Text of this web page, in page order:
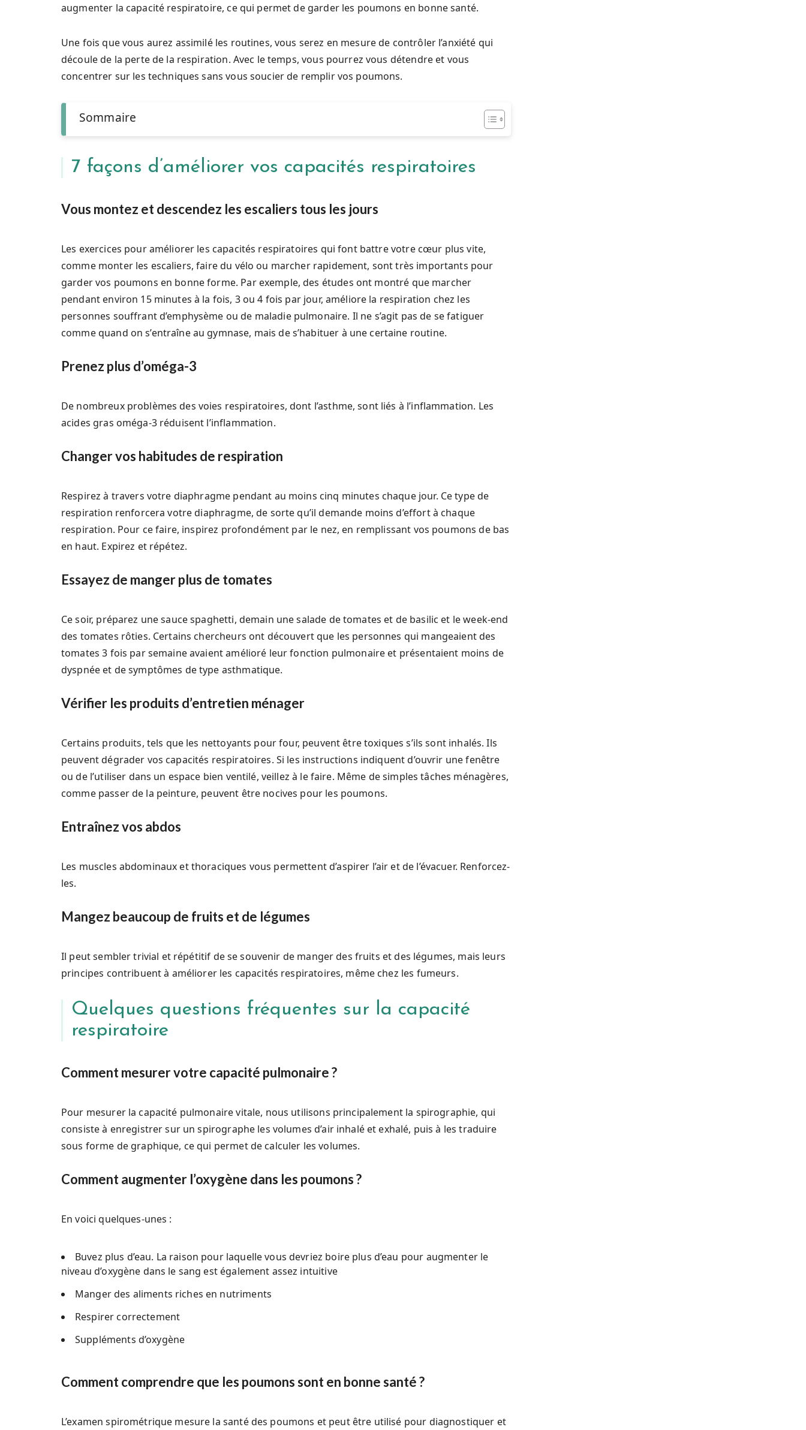
augmenter la capacité respiratoire, ce qui permet de garder les poumons en bonne santé.
Une fois que vous aurez assimilé les routines, vous serez en mesure de contrôler l’anxiété qui
découle de la perte de la respiration. Avec le temps, vous pourrez vous détendre et vous
concentrer sur les techniques sans vous soucier de remplir vos poumons.
Sommaire
7 façons d’améliorer vos capacités respiratoires
Vous montez et descendez les escaliers tous les jours
Les exercices pour améliorer les capacités respiratoires qui font battre votre cœur plus vite,
comme monter les escaliers, faire du vélo ou marcher rapidement, sont très importants pour
garder vos poumons en bonne forme. Par exemple, des études ont montré que marcher
pendant environ 15 minutes à la fois, 3 ou 4 fois par jour, améliore la respiration chez les
personnes souffrant d’emphysème ou de maladie pulmonaire. Il ne s’agit pas de se fatiguer
comme quand on s’entraîne au gymnase, mais de s’habituer à une certaine routine.
Prenez plus d’oméga-3
De nombreux problèmes des voies respiratoires, dont l’asthme, sont liés à l’inflammation. Les
acides gras oméga-3 réduisent l’inflammation.
Changer vos habitudes de respiration
Respirez à travers votre diaphragme pendant au moins cinq minutes chaque jour. Ce type de
respiration renforcera votre diaphragme, de sorte qu’il demande moins d’effort à chaque
respiration. Pour ce faire, inspirez profondément par le nez, en remplissant vos poumons de bas
en haut. Expirez et répétez.
Essayez de manger plus de tomates
Ce soir, préparez une sauce spaghetti, demain une salade de tomates et de basilic et le week-end
des tomates rôties. Certains chercheurs ont découvert que les personnes qui mangeaient des
tomates 3 fois par semaine avaient amélioré leur fonction pulmonaire et présentaient moins de
dyspnée et de symptômes de type asthmatique.
Vérifier les produits d’entretien ménager
Certains produits, tels que les nettoyants pour four, peuvent être toxiques s’ils sont inhalés. Ils
peuvent dégrader vos capacités respiratoires. Si les instructions indiquent d’ouvrir une fenêtre
ou de l’utiliser dans un espace bien ventilé, veillez à le faire. Même de simples tâches ménagères,
comme passer de la peinture, peuvent être nocives pour les poumons.
Entraînez vos abdos
Les muscles abdominaux et thoraciques vous permettent d’aspirer l’air et de l’évacuer. Renforcez-
les.
Mangez beaucoup de fruits et de légumes
Il peut sembler trivial et répétitif de se souvenir de manger des fruits et des légumes, mais leurs
principes contribuent à améliorer les capacités respiratoires, même chez les fumeurs.
Quelques questions fréquentes sur la capacité
respiratoire
Comment mesurer votre capacité pulmonaire ?
Pour mesurer la capacité pulmonaire vitale, nous utilisons principalement la spirographie, qui
consiste à enregistrer sur un spirographe les volumes d’air inhalé et exhalé, puis à les traduire
sous forme de graphique, ce qui permet de calculer les volumes.
Comment augmenter l’oxygène dans les poumons ?
En voici quelques-unes :
Buvez plus d’eau. La raison pour laquelle vous devriez boire plus d’eau pour augmenter le
niveau d’oxygène dans le sang est également assez intuitive
Manger des aliments riches en nutriments
Respirer correctement
Suppléments d’oxygène
Comment comprendre que les poumons sont en bonne santé ?
L’examen spirométrique mesure la santé des poumons et peut être utilisé pour diagnostiquer et